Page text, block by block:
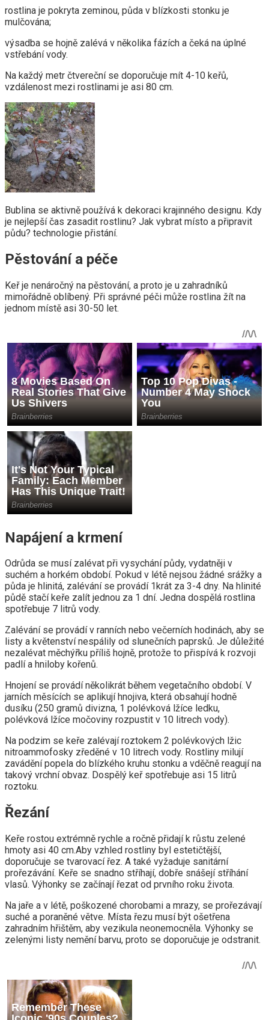
rostlina je pokryta zeminou, půda v blízkosti stonku je
mulčována;
výsadba se hojně zalévá v několika fázích a čeká na úplné
vstřebání vody.
Na každý metr čtvereční se doporučuje mít 4-10 keřů,
vzdálenost mezi rostlinami je asi 80 cm.
Bublina se aktivně používá k dekoraci krajinného designu. Kdy
je nejlepší čas zasadit rostlinu? Jak vybrat místo a připravit
půdu? technologie přistání.
Pěstování a péče
Keř je nenáročný na pěstování, a proto je u zahradníků
mimořádně oblíbený. Při správné péči může rostlina žít na
jednom místě asi 30-50 let.
Napájení a krmení
Odrůda se musí zalévat při vysychání půdy, vydatněji v
suchém a horkém období. Pokud v létě nejsou žádné srážky a
půda je hlinitá, zalévání se provádí 1krát za 3-4 dny. Na hlinité
půdě stačí keře zalít jednou za 1 dní. Jedna dospělá rostlina
spotřebuje 7 litrů vody.
Zalévání se provádí v ranních nebo večerních hodinách, aby se
listy a květenství nespálily od slunečních paprsků. Je důležité
nezalévat měchýřku příliš hojně, protože to přispívá k rozvoji
padlí a hniloby kořenů.
Hnojení se provádí několikrát během vegetačního období. V
jarních měsících se aplikují hnojiva, která obsahují hodně
dusíku (250 gramů divizna, 1 polévková lžíce ledku,
polévková lžíce močoviny rozpustit v 10 litrech vody).
Na podzim se keře zalévají roztokem 2 polévkových lžic
nitroammofosky zředěné v 10 litrech vody. Rostliny milují
zavádění popela do blízkého kruhu stonku a vděčně reagují na
takový vrchní obvaz. Dospělý keř spotřebuje asi 15 litrů
roztoku.
Řezání
Keře rostou extrémně rychle a ročně přidají k růstu zelené
hmoty asi 40 cm.Aby vzhled rostliny byl estetičtější,
doporučuje se tvarovací řez. A také vyžaduje sanitární
prořezávání. Keře se snadno stříhají, dobře snášejí stříhání
vlasů. Výhonky se začínají řezat od prvního roku života.
Na jaře a v létě, poškozené chorobami a mrazy, se prořezávají
suché a poraněné větve. Místa řezu musí být ošetřena
zahradním hřištěm, aby vezikula neonemocněla. Výhonky se
zelenými listy nemění barvu, proto se doporučuje je odstranit.